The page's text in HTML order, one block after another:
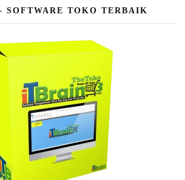
SOFTWARE TOKO TERBAIK